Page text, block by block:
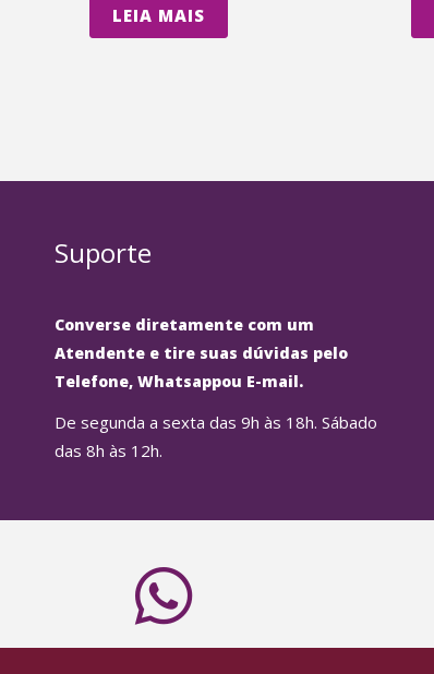
LEIA MAIS
Suporte
Converse diretamente com um
Atendente e tire suas dúvidas pelo
Telefone, Whatsappou E-mail.
De segunda a sexta das 9h às 18h. Sábado
das 8h às 12h.